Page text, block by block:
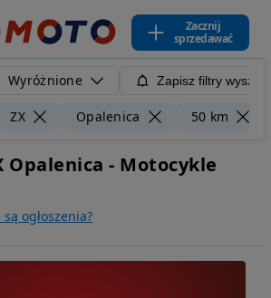
Zacznij
sprzedawać
Wyróżnione Zapisz filtry
ZX Opalenica 50 km
Opalenica - Motocykle
ogłoszenia?